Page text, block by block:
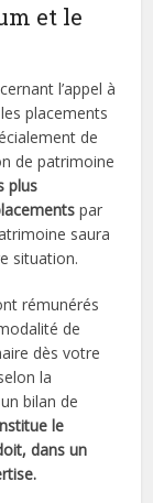
et le
l’appel à
placements
de
de patrimoine
plus
par
saura
situation.
rémunérés
de
dès votre
la
bilan de
le
dans un